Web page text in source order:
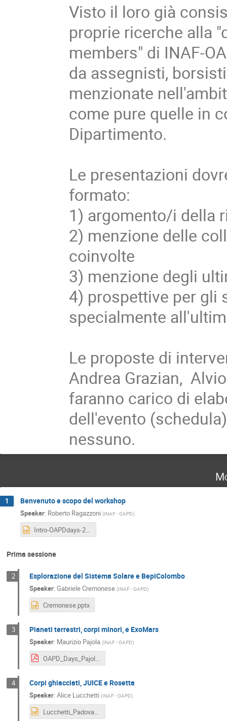
Visto il loro già
proprie ricerche alla
members" di INAF-
da assegnisti,
menzionate
come pure quelle in
Dipartimento.
Le presentazioni
formato:
1) argomento/i della
2) menzione delle
coinvolte
3) menzione degli
4) prospettive per gli
specialmente
Le proposte di
Andrea Grazian,
faranno carico di
dell'evento
nessuno.
1 Benvenuto e scopo del workshop
Speaker: Roberto Ragazzoni (INAF - OAPD)
Intro-OAPDdays-2019.pptx
Prima sessione
2 Esplorazione del Sistema Solare e BepiColombo
Speaker: Gabriele Cremonese (INAF - OAPD)
Cremonese.pptx
3 Pianeti terrestri, corpi minori, e ExoMars
Speaker: Maurizio Pajola (INAF - OAPD)
OAPD_Days_Pajola_Munaretto.pdf
4 Corpi ghiacciati, JUICE e Rosetta
Speaker: Alice Lucchetti (INAF - OAPD)
Lucchetti_PadovaDays.pptx